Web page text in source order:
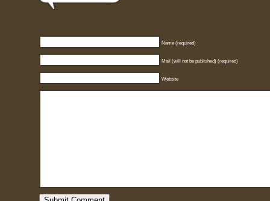
Name (required)
Mail (will not be published) (required)
Website